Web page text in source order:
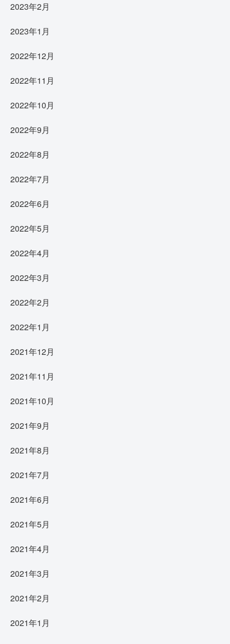
2023年2月
2023年1月
2022年12月
2022年11月
2022年10月
2022年9月
2022年8月
2022年7月
2022年6月
2022年5月
2022年4月
2022年3月
2022年2月
2022年1月
2021年12月
2021年11月
2021年10月
2021年9月
2021年8月
2021年7月
2021年6月
2021年5月
2021年4月
2021年3月
2021年2月
2021年1月